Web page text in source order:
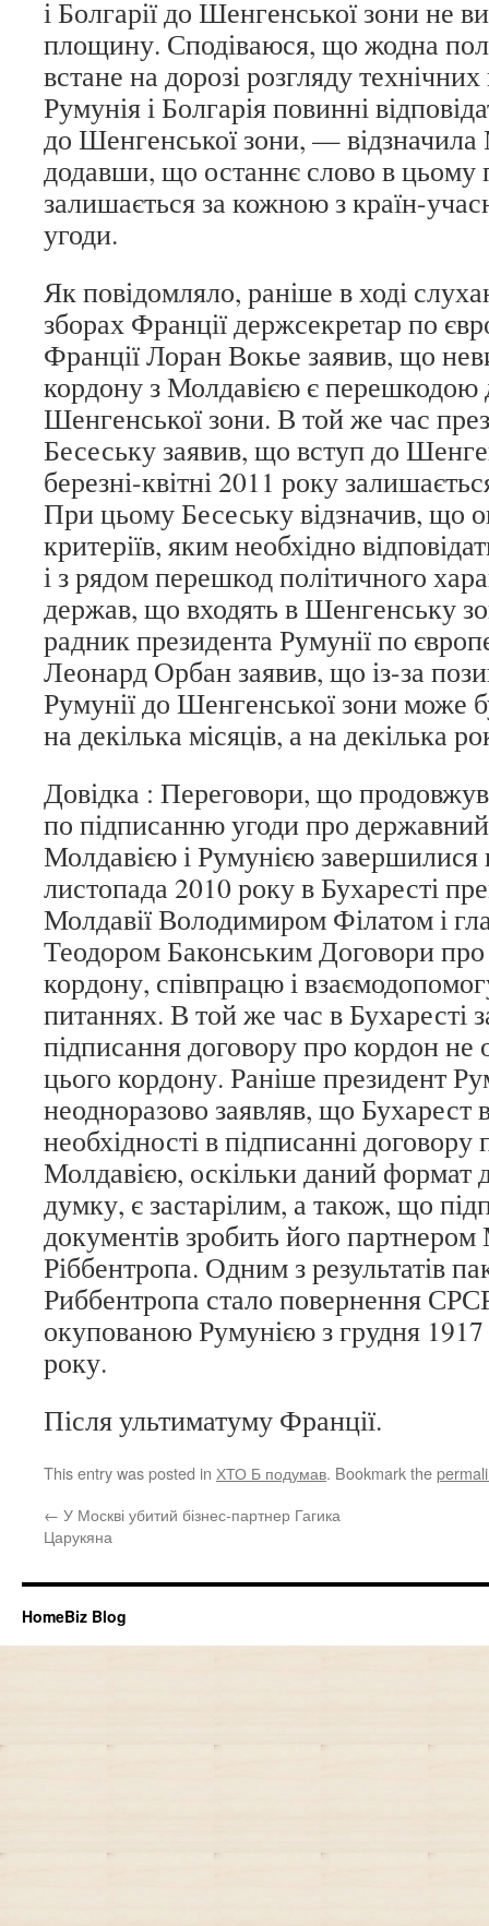
і Болгарії до Шенгенської зони не
площину. Сподіваюся, що жодна
встане на дорозі розгляду
Румунія і Болгарія повинні
до Шенгенської зони, —
додавши, що останнє слово в цьому
залишається за кожною з країн-
угоди.
Як повідомляло, раніше в ході
зборах Франції держсекретар по
Франції Лоран Вокье заявив, що
кордону з Молдавією є перешкодою
Шенгенської зони. В той же час
Бесеську заявив, що вступ до
березні-квітні 2011 року
При цьому Бесеську відзначив, що
критеріїв, яким необхідно
і з рядом перешкод політичного
держав, що входять в Шенгенську
радник президента Румунії по
Леонард Орбан заявив, що із-за
Румунії до Шенгенської зони може
на декілька місяців, а на декілька
Довідка : Переговори, що
по підписанню угоди про
Молдавією і Румунією завершилися
листопада 2010 року в Бухаресті
Молдавії Володимиром Філатом і
Теодором Баконським Договори
кордону, співпрацю і
питаннях. В той же час в Бухаресті
підписання договору про кордон не
цього кордону. Раніше президент
неодноразово заявляв, що Бухарест
необхідності в підписанні договору
Молдавією, оскільки даний формат
думку, є застарілим, а також, що
документів зробить його партнером
Ріббентропа. Одним з результатів
Риббентропа стало повернення
окупованою Румунією з грудня
року.
Після ультиматуму Франції.
This entry was posted in ХТО Б подумав. Bookmark the
← У Москві убитий бізнес-партнер Гагика
Царукяна
HomeBiz Blog